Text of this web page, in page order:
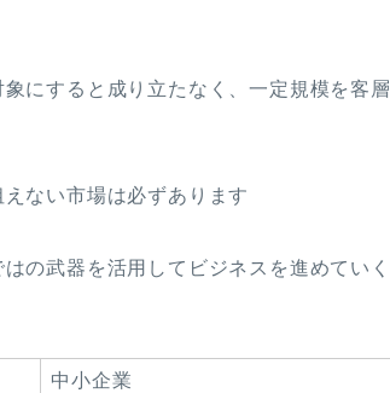
にすると成り立たなく、一定規模を客層
ない市場は必ずあります
の武器を活用してビジネスを進めていく
中小企業